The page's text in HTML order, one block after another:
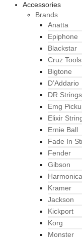
Accessories
Brands
Anatta
Epiphone
Blackstar
Cruz Tools
Bigtone
D’Addario
DR Strings
Emg
Elixir
Ernie Ball
Fade In
Fender
Gibson
Kramer
Jackson
Kickport
Korg
Monster